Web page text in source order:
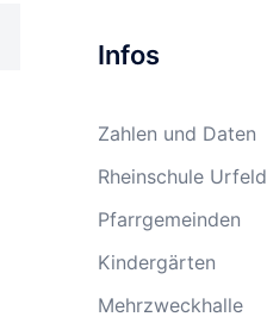
Infos
Zahlen und Daten
Rheinschule Urfeld
Pfarrgemeinden
Kindergärten
Mehrzweckhalle